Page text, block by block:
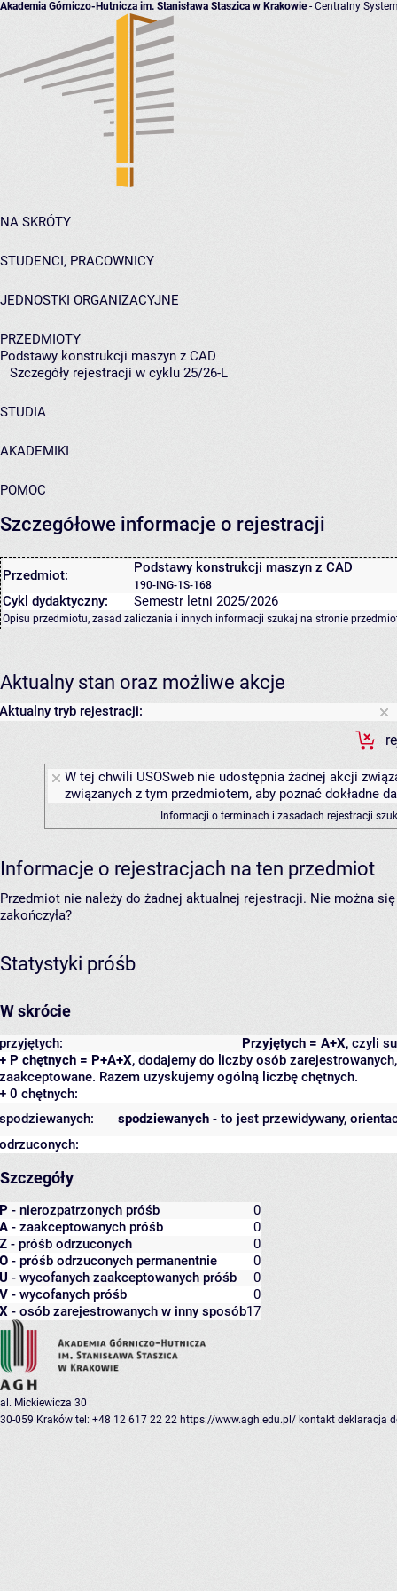
Akademia Górniczo-Hutnicza im. Stanisława Staszica w Krakowie- Centralny
NA SKRÓTY
STUDENCI, PRACOWNICY
JEDNOSTKI ORGANIZACYJNE
PRZEDMIOTY
Podstawy konstrukcji maszyn z CAD
Szczegóły rejestracji w cyklu 25/26-L
STUDIA
AKADEMIKI
POMOC
Szczegółowe informacje o rejestracji
Przedmiot: Podstawy konstrukcji maszyn z CAD
190-ING-1S-168
Cykl dydaktyczny: Semestr letni 2025/2026
Opisu przedmiotu, zasad zaliczania i innych informacji szukaj na stronie
Aktualny stan oraz możliwe akcje
Aktualny tryb rejestracji:
W tej chwili USOSweb nie udostępnia żadnej akcji
związanych z tym przedmiotem, aby poznać dokładne
Informacji o terminach i zasadach rejestracji
Informacje o rejestracjach na ten przedmiot
Przedmiot nie należy do żadnej aktualnej rejestracji. Nie można
zakończyła?
Statystyki próśb
W skrócie
Przyjętych = A+X, czyli
przyjętych:
+ P chętnych = P+A+X, dodajemy do liczby osób
zaakceptowane. Razem uzyskujemy ogólną liczbę chętnych.
+ 0 chętnych:
spodziewanych - to jest przewidywany,
spodziewanych:
odrzuconych:
Szczegóły
P - nierozpatrzonych próśb
0
A - zaakceptowanych próśb
0
Z - próśb odrzuconych
0
O - próśb odrzuconych permanentnie
0
U - wycofanych zaakceptowanych próśb
0
V - wycofanych próśb
0
X - osób zarejestrowanych w inny sposób17
al. Mickiewicza 30
30-059 Kraków tel: +48 12 617 22 22 https://www.agh.edu.pl/ kontakt deklaracja